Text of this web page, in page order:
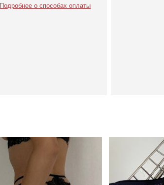
Подробнее о способах оплаты